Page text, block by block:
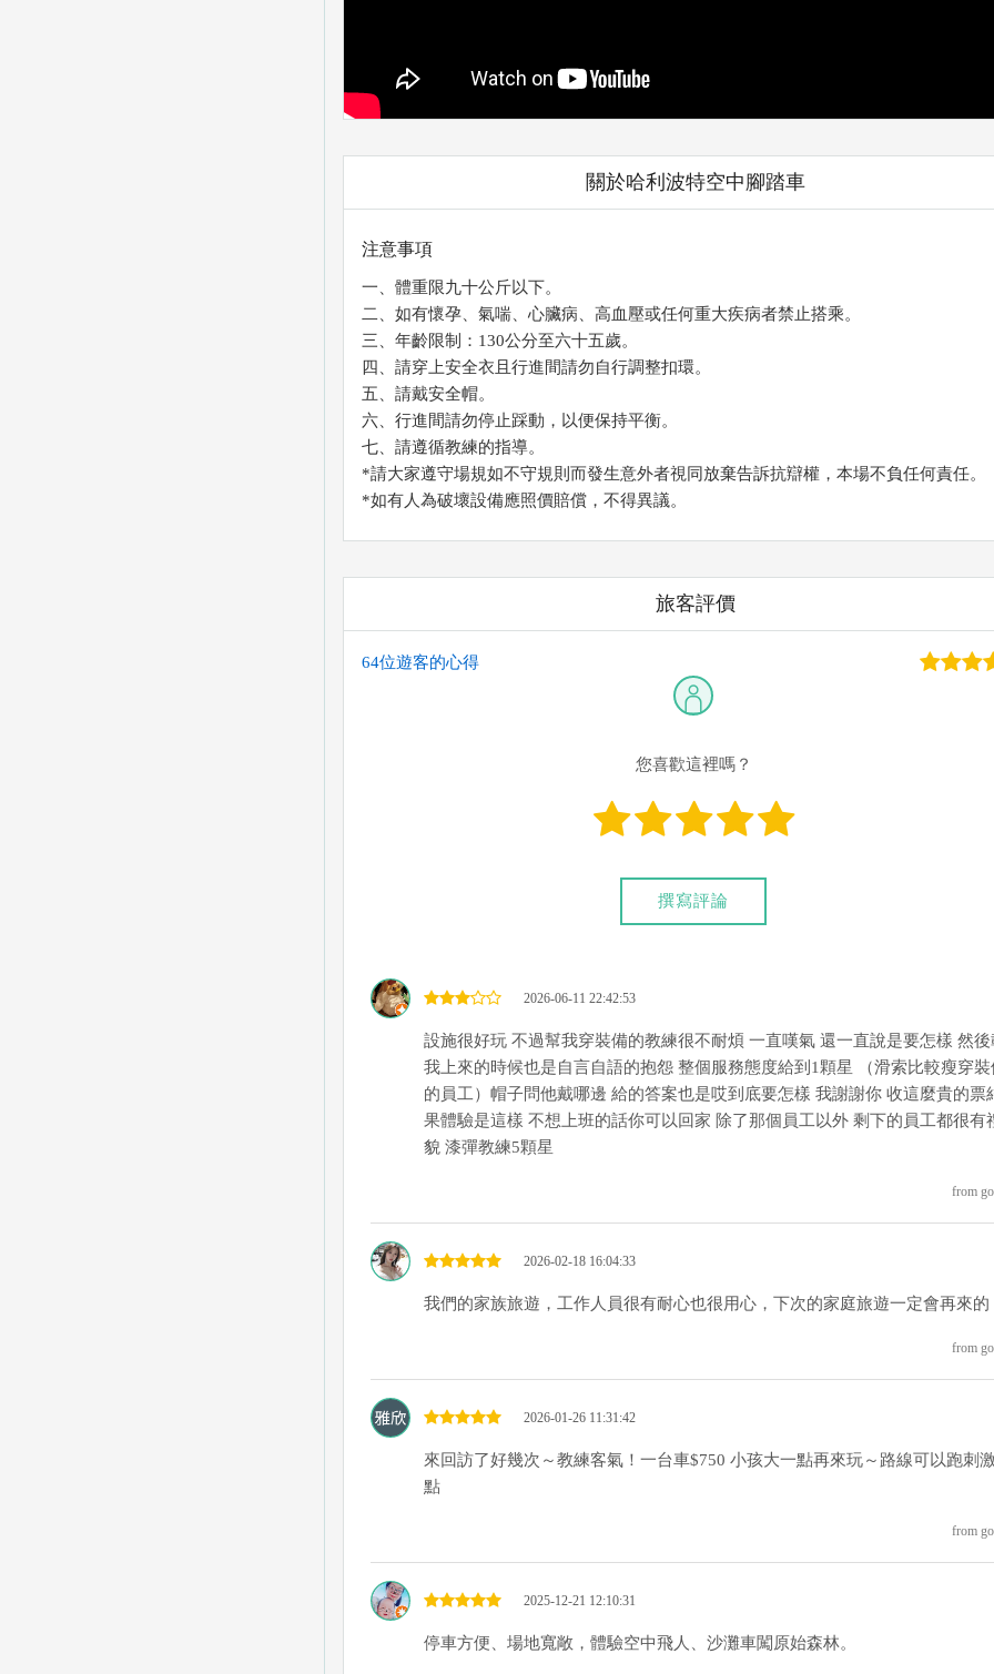
關於哈利波特空中腳踏車
注意事項
一、體重限九十公斤以下。
二、如有懷孕、氣喘、心臟病、高血壓或任何重大疾病者禁止搭乘。
三、年齡限制：130公分至六十五歲。
四、請穿上安全衣且行進間請勿自行調整扣環。
五、請戴安全帽。
六、行進間請勿停止踩動，以便保持平衡。
七、請遵循教練的指導。
*請大家遵守場規如不守規則而發生意外者視同放棄告訴抗辯權，本場不負任何責任。
*如有人為破壞設備應照價賠償，不得異議。
旅客評價
64位遊客的心得
您喜歡這裡嗎？
撰寫評論
2026-06-11 22:42:53
設施很好玩 不過幫我穿裝備的教練很不耐煩 一直嘆氣 還一直說是要怎樣 然後
我上來的時候也是自言自語的抱怨 整個服務態度給到1顆星 （滑索比較瘦穿裝
的員工）帽子問他戴哪邊 給的答案也是哎到底要怎樣 我謝謝你 收這麼貴的票
果體驗是這樣 不想上班的話你可以回家 除了那個員工以外 剩下的員工都很有
貌 漆彈教練5顆星
from
2026-02-18 16:04:33
我們的家族旅遊，工作人員很有耐心也很用心，下次的家庭旅遊一定會再來的
from
2026-01-26 11:31:42
來回訪了好幾次～教練客氣！一台車$750 小孩大一點再來玩～路線可以跑刺
點
from
2025-12-21 12:10:31
停車方便、場地寬敞，體驗空中飛人、沙灘車闖原始森林。